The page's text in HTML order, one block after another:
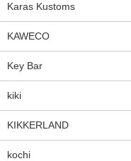
Karas Kustoms
KAWECO
Key Bar
kiki
KIKKERLAND
kochi